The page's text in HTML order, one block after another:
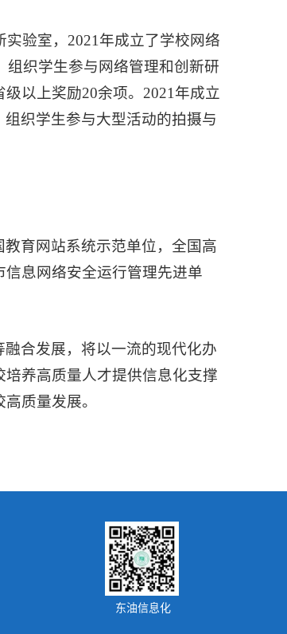
验室，2021年成立了学校网络
组织学生参与网络管理和创新研
以上奖励20余项。2021年成立
织学生参与大型活动的拍摄与
育网站系统示范单位，全国高
息网络安全运行管理先进单
合发展，将以一流的现代化办
养高质量人才提供信息化支撑
质量发展。
东油信息化